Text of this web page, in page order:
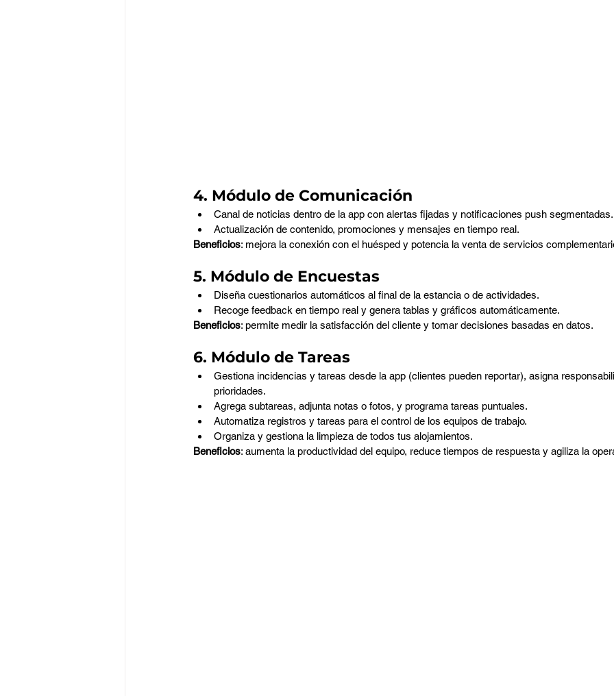
4. Módulo de Comunicación
Canal de noticias dentro de la app con alertas fijadas y notificaciones push segmentadas.
Actualización de contenido, promociones y mensajes en tiempo real.
Beneficios: mejora la conexión con el huésped y potencia la venta de servicios
5. Módulo de Encuestas
Diseña cuestionarios automáticos al final de la estancia o de actividades.
Recoge feedback en tiempo real y genera tablas y gráficos automáticamente.
Beneficios: permite medir la satisfacción del cliente y tomar decisiones basadas en datos.
6. Módulo de Tareas
Gestiona incidencias y tareas desde la app (clientes pueden reportar), asigna
prioridades.
Agrega subtareas, adjunta notas o fotos, y programa tareas puntuales.
Automatiza registros y tareas para el control de los equipos de trabajo.
Organiza y gestiona la limpieza de todos tus alojamientos.
Beneficios: aumenta la productividad del equipo, reduce tiempos de respuesta y agiliza la